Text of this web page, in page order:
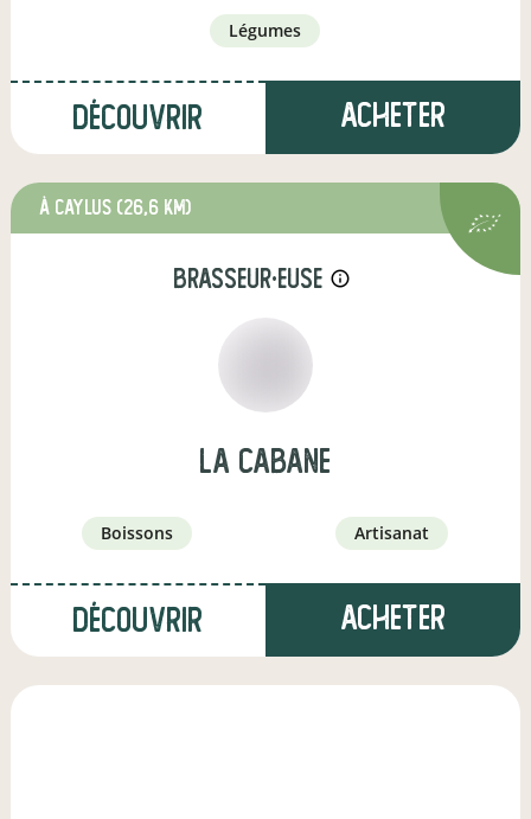
légumes
Découvrir Acheter
à Caylus (26,6 km)
brasseur·euse info_outline
la cabane
boissons artisanat
Découvrir Acheter